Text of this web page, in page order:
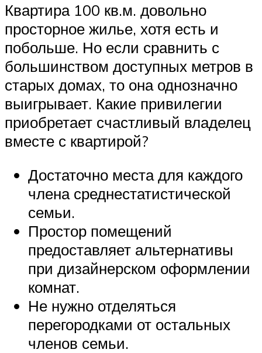
Квартира 100 кв.м. довольно
просторное жилье, хотя есть и
побольше. Но если сравнить с
большинством доступных метров в
старых домах, то она однозначно
выигрывает. Какие привилегии
приобретает счастливый владелец
вместе с квартирой?
Достаточно места для каждого
члена среднестатистической
семьи.
Простор помещений
предоставляет альтернативы
при дизайнерском оформлении
комнат.
Не нужно отделяться
перегородками от остальных
членов семьи.